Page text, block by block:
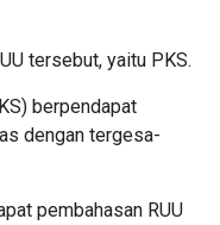
tersebut, yaitu PKS.
berpendapat
dengan tergesa-
pembahasan RUU